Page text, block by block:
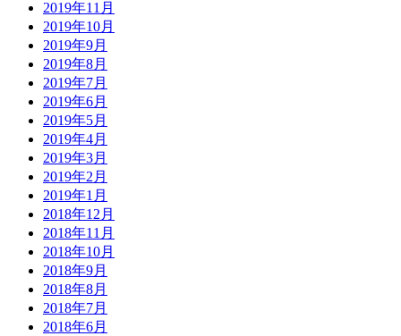
2019年11月
2019年10月
2019年9月
2019年8月
2019年7月
2019年6月
2019年5月
2019年4月
2019年3月
2019年2月
2019年1月
2018年12月
2018年11月
2018年10月
2018年9月
2018年8月
2018年7月
2018年6月